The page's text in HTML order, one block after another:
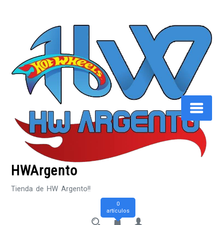
HWArgento
Tienda de HW Argento!!
0
artículos